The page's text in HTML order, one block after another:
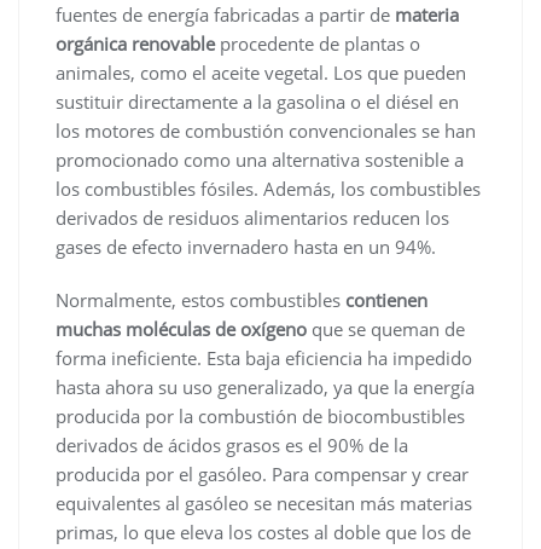
fuentes de energía fabricadas a partir de materia
orgánica renovableprocedente de plantas o
animales, como el aceite vegetal. Los que pueden
sustituir directamente a la gasolina o el diésel en
los motores de combustión convencionales se han
promocionado como una alternativa sostenible a
los combustibles fósiles. Además, los combustibles
derivados de residuos alimentarios reducen los
gases de efecto invernadero hasta en un 94%.
Normalmente, estos combustibles contienen
muchas moléculas de oxígeno que se queman de
forma ineficiente. Esta baja eficiencia ha impedido
hasta ahora su uso generalizado, ya que la energía
producida por la combustión de biocombustibles
derivados de ácidos grasos es el 90% de la
producida por el gasóleo. Para compensar y crear
equivalentes al gasóleo se necesitan más materias
primas, lo que eleva los costes al doble que los de